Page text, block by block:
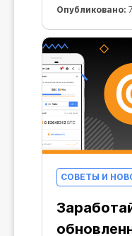
Идеальная
расширения
получения
Опубликовано:
СОВЕТЫ И